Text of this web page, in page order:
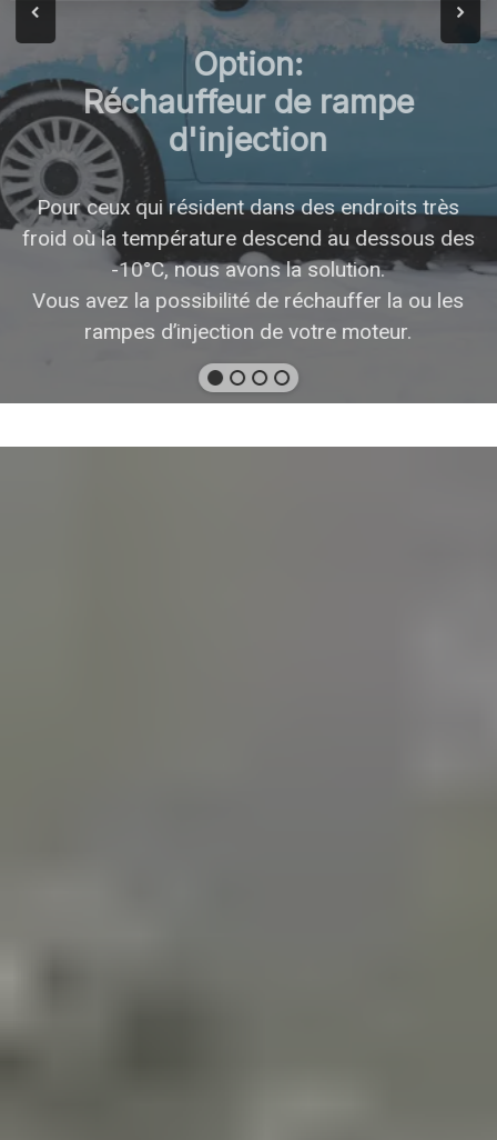
Option:
Réchauffeur de rampe
d'injection
Pour ceux qui résident dans des endroits très
froid où la température descend au dessous des
-10°C, nous avons la solution.
Vous avez la possibilité de réchauffer la ou les
rampes d’injection de votre moteur.